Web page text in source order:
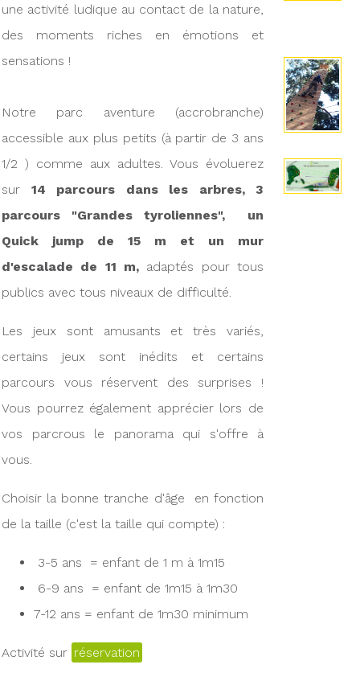
une activité ludique au contact de la nature,
des moments riches en émotions et
sensations !
Notre parc aventure (accrobranche)
accessible aux plus petits (à partir de 3 ans
1/2 ) comme aux adultes. Vous évoluerez
sur 14 parcours dans les arbres, 3
parcours "Grandes tyroliennes", un
Quick jump de 15 m et un mur
d'escalade de 11 m, adaptés pour tous
publics avec tous niveaux de difficulté.
Les jeux sont amusants et très variés,
certains jeux sont inédits et certains
parcours vous réservent des surprises !
Vous pourrez également apprécier lors de
vos parcrous le panorama qui s'offre à
vous.
Choisir la bonne tranche d'âge en fonction
de la taille (c'est la taille qui compte) :
3-5 ans = enfant de 1 m à 1m15
6-9 ans = enfant de 1m15 à 1m30
7-12 ans = enfant de 1m30 minimum
Activité sur réservation